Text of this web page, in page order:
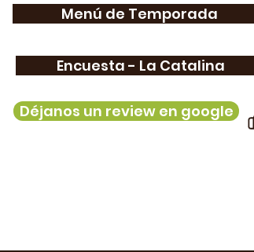
Menú de Temporada
Encuesta - La Catalina
Déjanos un review en google